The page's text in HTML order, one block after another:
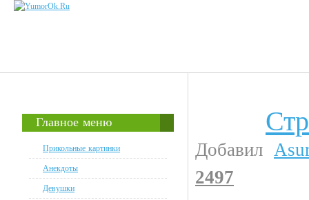
Главное меню
Прикольные картинки
Анекдоты
Девушки
Добавил
2497